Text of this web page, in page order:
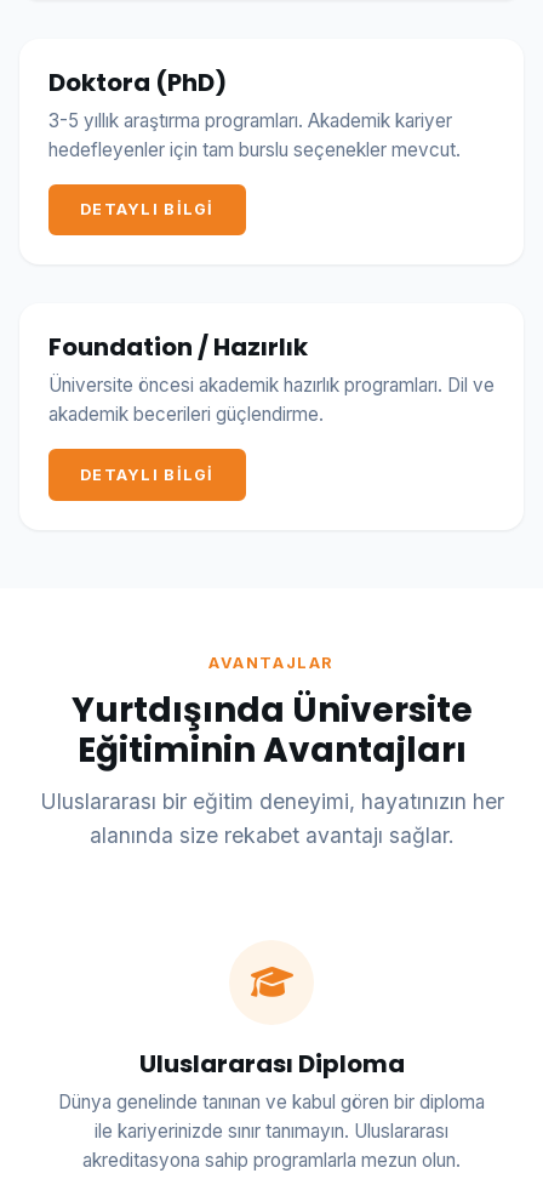
Doktora (PhD)
3-5 yıllık araştırma programları. Akademik kariyer
hedefleyenler için tam burslu seçenekler mevcut.
DETAYLI BILGI
Foundation / Hazırlık
Üniversite öncesi akademik hazırlık programları. Dil ve
akademik becerileri güçlendirme.
DETAYLI BILGI
AVANTAJLAR
Yurtdışında Üniversite
Eğitiminin Avantajları
Uluslararası bir eğitim deneyimi, hayatınızın her
alanında size rekabet avantajı sağlar.
Uluslararası Diploma
Dünya genelinde tanınan ve kabul gören bir diploma
ile kariyerinizde sınır tanımayın. Uluslararası
akreditasyona sahip programlarla mezun olun.